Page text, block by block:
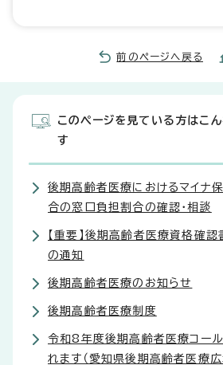
前のページへ戻る
このページを見ている方はこ
す
後期高齢者医療におけるマイナ
合の窓口負担割合の確認・相談
【重要】後期高齢者医療資格確
の通知
後期高齢者医療のお知らせ
後期高齢者医療制度
令和8年度後期高齢者医療コー
れます（愛知県後期高齢者医療広